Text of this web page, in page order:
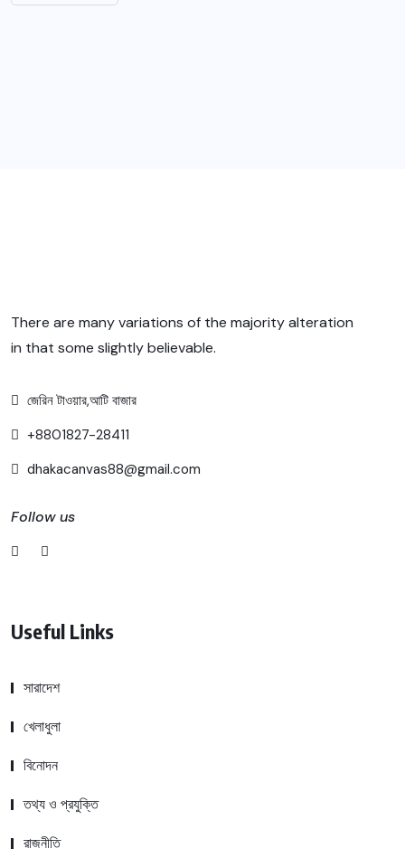
There are many variations of the majority alteration
in that some slightly believable.
জেরিন টাওয়ার,আটি বাজার
+8801827-28411
dhakacanvas88@gmail.com
Follow us
Useful Links
সারাদেশ
খেলাধুলা
বিনোদন
তথ্য ও প্রযুক্তি
রাজনীতি